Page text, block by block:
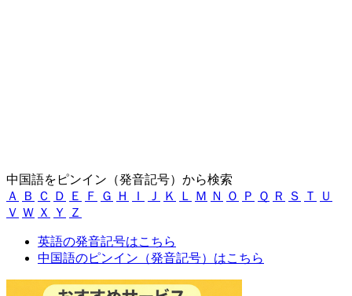
中国語をピンイン（発音記号）から検索
Ａ
Ｂ Ｃ Ｄ Ｅ Ｆ Ｇ Ｈ Ｉ Ｊ Ｋ Ｌ Ｍ Ｎ Ｏ Ｐ Ｑ Ｒ Ｓ Ｔ
Ｕ
Ｖ Ｗ Ｘ Ｙ Ｚ
英語の発音記号はこちら
中国語のピンイン（発音記号）はこちら